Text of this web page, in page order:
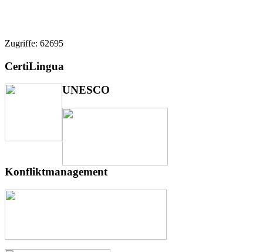
Zugriffe: 62695
CertiLingua
UNESCO
Konfliktmanagement